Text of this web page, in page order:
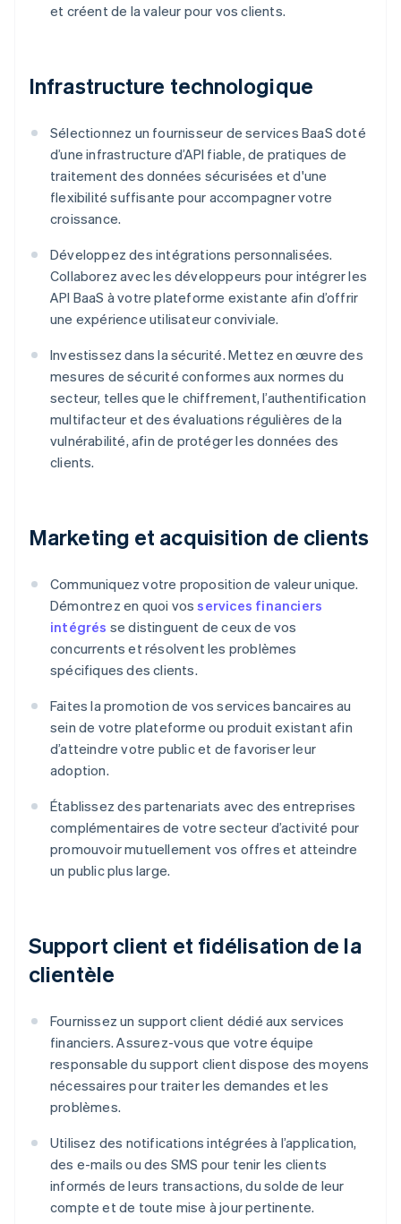
et créent de la valeur pour vos clients.
Infrastructure technologique
Sélectionnez un fournisseur de services BaaS doté
d’une infrastructure d’API fiable, de pratiques de
traitement des données sécurisées et d'une
flexibilité suffisante pour accompagner votre
croissance.
Développez des intégrations personnalisées.
Collaborez avec les développeurs pour intégrer les
API BaaS à votre plateforme existante afin d’offrir
une expérience utilisateur conviviale.
Investissez dans la sécurité. Mettez en œuvre des
mesures de sécurité conformes aux normes du
secteur, telles que le chiffrement, l’authentification
multifacteur et des évaluations régulières de la
vulnérabilité, afin de protéger les données des
clients.
Marketing et acquisition de clients
Communiquez votre proposition de valeur unique.
Démontrez en quoi vosservices financiers
intégrés se distinguent de ceux de vos
concurrents et résolvent les problèmes
spécifiques des clients.
Faites la promotion de vos services bancaires au
sein de votre plateforme ou produit existant afin
d’atteindre votre public et de favoriser leur
adoption.
Établissez des partenariats avec des entreprises
complémentaires de votre secteur d’activité pour
promouvoir mutuellement vos offres et atteindre
un public plus large.
Support client et fidélisation de la
clientèle
Fournissez un support client dédié aux services
financiers. Assurez-vous que votre équipe
responsable du support client dispose des moyens
nécessaires pour traiter les demandes et les
problèmes.
Utilisez des notifications intégrées à l’application,
des e-mails ou des SMS pour tenir les clients
informés de leurs transactions, du solde de leur
compte et de toute mise à jour pertinente.